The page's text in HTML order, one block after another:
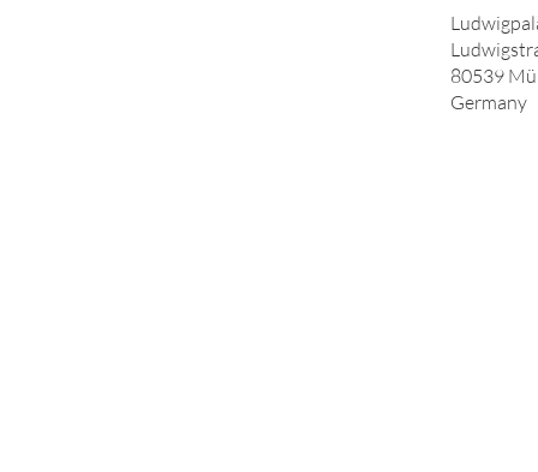
80539
Germany